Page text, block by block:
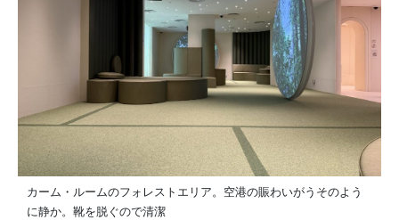
カーム・ルームのフォレストエリア。空港の賑わいがうそのよう
に静か。靴を脱ぐので清潔